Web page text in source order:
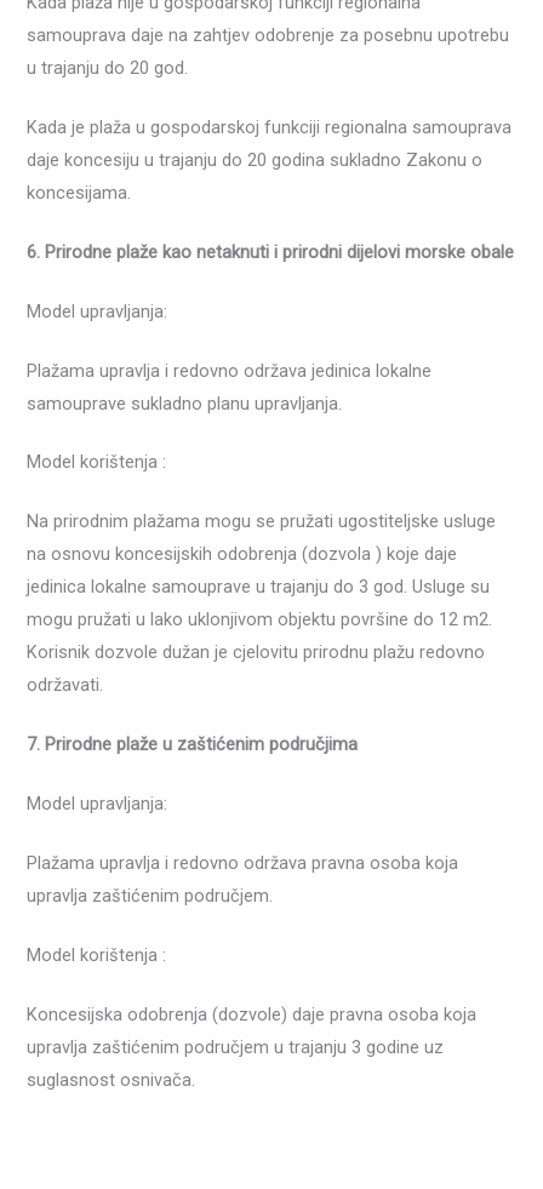
samouprava daje na zahtjev odobrenje za posebnu upotrebu
u trajanju do 20 god.
Kada je plaža u gospodarskoj funkciji regionalna samouprava
daje koncesiju u trajanju do 20 godina sukladno Zakonu o
koncesijama.
6. Prirodne plaže kao netaknuti i prirodni dijelovi morske obale
Model upravljanja:
Plažama upravlja i redovno održava jedinica lokalne
samouprave sukladno planu upravljanja.
Model korištenja :
Na prirodnim plažama mogu se pružati ugostiteljske usluge
na osnovu koncesijskih odobrenja (dozvola ) koje daje
jedinica lokalne samouprave u trajanju do 3 god. Usluge su
mogu pružati u lako uklonjivom objektu površine do 12 m2.
Korisnik dozvole dužan je cjelovitu prirodnu plažu redovno
održavati.
7. Prirodne plaže u zaštićenim područjima
Model upravljanja:
Plažama upravlja i redovno održava pravna osoba koja
upravlja zaštićenim područjem.
Model korištenja :
Koncesijska odobrenja (dozvole) daje pravna osoba koja
upravlja zaštićenim područjem u trajanju 3 godine uz
suglasnost osnivača.